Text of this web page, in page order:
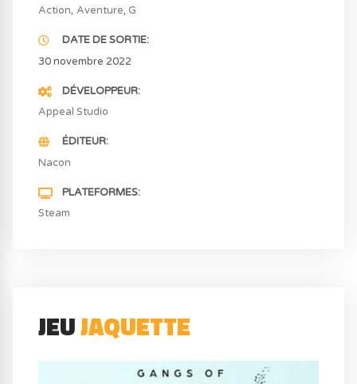
Action Aventure G
DATE DE SORTIE
30 novembre 2022
DÉVELOPPEUR
Appeal Studio
ÉDITEUR
Nacon
PLATEFORMES
Steam
JEUJAQUETTE